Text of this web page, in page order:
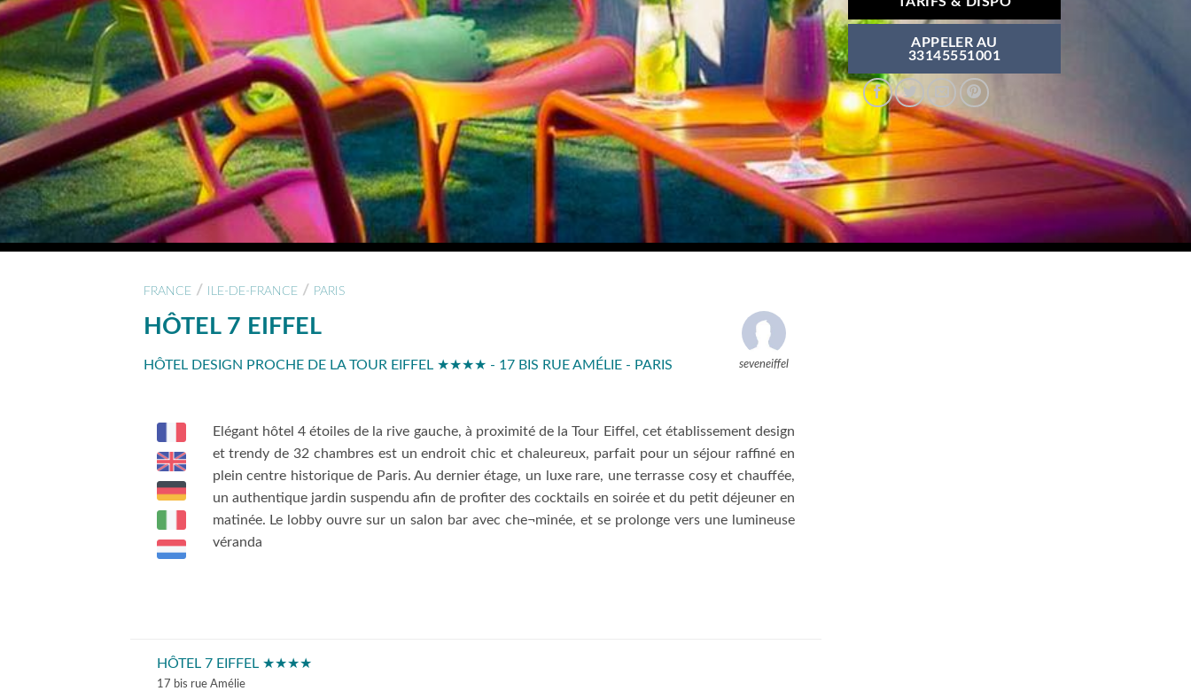
FRANCE / ILE-DE-FRANCE / PARIS
HÔTEL 7 EIFFEL
HÔTEL DESIGN PROCHE DE LA TOUR EIFFEL ★★★★ - 17 BIS RUE AMÉLIE - PARIS seveneiffel
Elégant hôtel 4 étoiles de la rive gauche, à proximité de la Tour Eiffel, cet établissement design
et trendy de 32 chambres est un endroit chic et chaleureux, parfait pour un séjour raffiné en
plein centre historique de Paris. Au dernier étage, un luxe rare, une terrasse cosy et chauffée,
un authentique jardin suspendu afin de profiter des cocktails en soirée et du petit déjeuner en
matinée. Le lobby ouvre sur un salon bar avec che¬minée, et se prolonge vers une lumineuse
véranda
HÔTEL 7 EIFFEL ★★★★
17 bis rue Amélie
APPELER AU
33145551001